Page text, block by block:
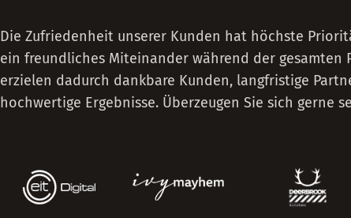
Die Zufriedenheit unserer Kunden hat höchste
ein freundliches Miteinander während der gesamten
erzielen dadurch dankbare Kunden, langfristige
hochwertige Ergebnisse. Überzeugen Sie sich gerne